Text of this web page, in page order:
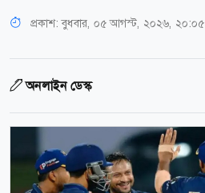
প্রকাশ:বুধবার, ০৫ আগস্ট, ২০২৬, ২০:০৫
অনলাইন ডেস্ক